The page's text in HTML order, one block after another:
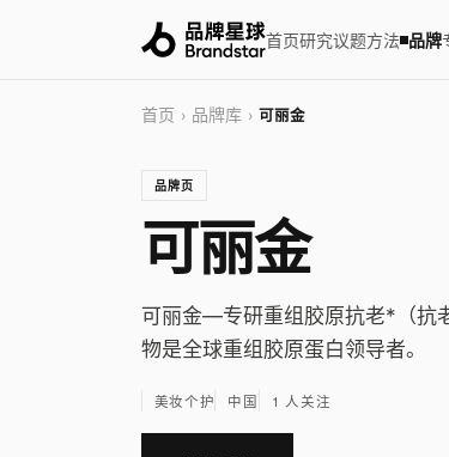
首页研究议题方法 品牌
首页 › 品牌库› 可丽金
品牌页
可丽金
可丽金—专研重组胶原抗老*（抗
物是全球重组胶原蛋白领导者。
美妆个护 中国 1 人关注